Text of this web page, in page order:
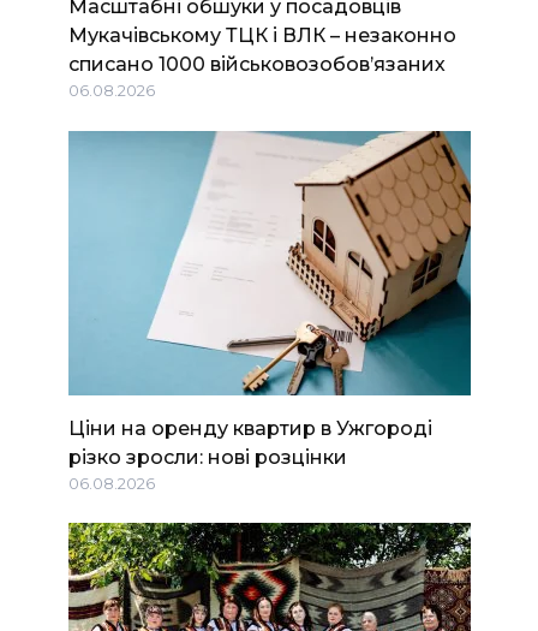
Масштабні обшуки у посадовців
Мукачівському ТЦК і ВЛК – незаконно
списано 1000 військовозобов’язаних
06.08.2026
Ціни на оренду квартир в Ужгороді
різко зросли: нові розцінки
06.08.2026